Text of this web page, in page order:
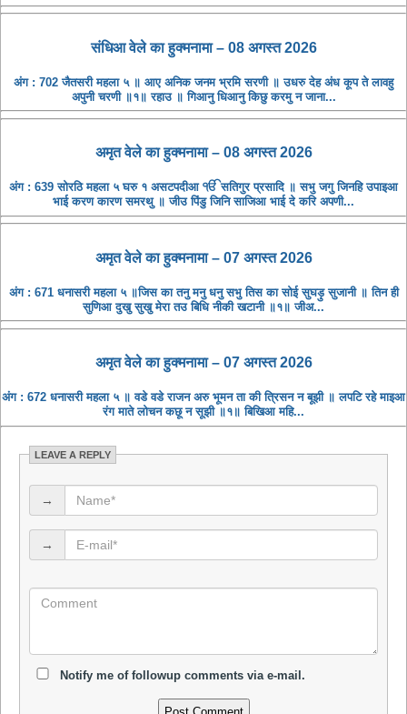
संधिआ ​​वेले का हुक्मनामा – 08 अगस्त 2026
अंग : 702 जैतसरी महला ५ ॥ आए अनिक जनम भ्रमि सरणी ॥ उधरु देह अंध कूप ते लावहु
अपुनी चरणी ॥१॥ रहाउ ॥ गिआनु धिआनु किछु करमु न जाना...
अमृत ​​वेले का हुक्मनामा – 08 अगस्त 2026
अंग : 639 सोरठि महला ५ घरु १ असटपदीआ ੴ सतिगुर प्रसादि ॥ सभु जगु जिनहि उपाइआ
भाई करण कारण समरथु ॥ जीउ पिंडु जिनि साजिआ भाई दे करि अपणी...
अमृत ​​वेले का हुक्मनामा – 07 अगस्त 2026
अंग : 671 धनासरी महला ५ ॥जिस का तनु मनु धनु सभु तिस का सोई सुघड़ु सुजानी ॥ तिन ही
सुणिआ दुखु सुखु मेरा तउ बिधि नीकी खटानी ॥१॥ जीअ...
अमृत ​​वेले का हुक्मनामा – 07 अगस्त 2026
अंग : 672 धनासरी महला ५ ॥ वडे वडे राजन अरु भूमन ता की त्रिसन न बूझी ॥ लपटि रहे माइआ
रंग माते लोचन कछू न सूझी ॥१॥ बिखिआ महि...
LEAVE A REPLY
→
→
Notify me of followup comments via e-mail.